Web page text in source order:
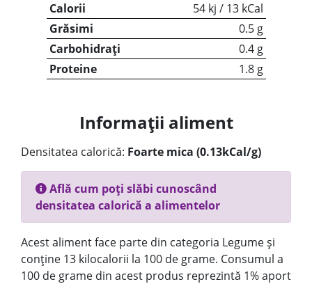
Calorii
54 kj / 13 kCal
Grăsimi
0.5 g
Carbohidrați
0.4 g
Proteine
1.8 g
Informații aliment
Densitatea calorică: Foarte mica (0.13kCal/g)
Află cum poți slăbi cunoscând
densitatea calorică a alimentelor
Acest aliment face parte din categoria Legume și
conține 13 kilocalorii la 100 de grame. Consumul a
100 de grame din acest produs reprezintă 1% aport